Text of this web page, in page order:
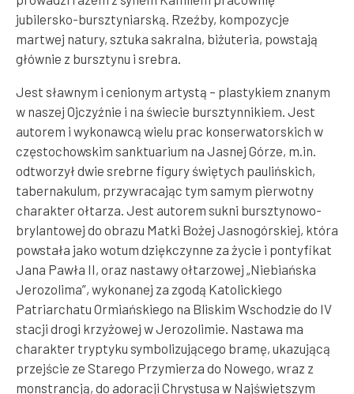
jubilersko-bursztyniarską. Rzeźby, kompozycje
martwej natury, sztuka sakralna, biżuteria, powstają
głównie z bursztynu i srebra.
Jest sławnym i cenionym artystą – plastykiem znanym
w naszej Ojczyźnie i na świecie bursztynnikiem. Jest
autorem i wykonawcą wielu prac konserwatorskich w
częstochowskim sanktuarium na Jasnej Górze, m.in.
odtworzył dwie srebrne figury świętych paulińskich,
tabernakulum, przywracając tym samym pierwotny
charakter ołtarza. Jest autorem sukni bursztynowo-
brylantowej do obrazu Matki Bożej Jasnogórskiej, która
powstała jako wotum dziękczynne za życie i pontyfikat
Jana Pawła II, oraz nastawy ołtarzowej „Niebiańska
Jerozolima”, wykonanej za zgodą Katolickiego
Patriarchatu Ormiańskiego na Bliskim Wschodzie do IV
stacji drogi krzyżowej w Jerozolimie. Nastawa ma
charakter tryptyku symbolizującego bramę, ukazującą
przejście ze Starego Przymierza do Nowego, wraz z
monstrancją, do adoracji Chrystusa w Najświętszym